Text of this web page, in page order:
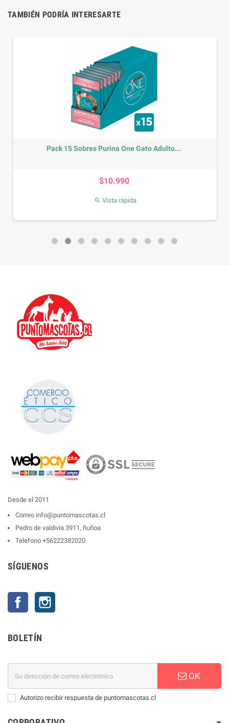
TAMBIÉN PODRÍA INTERESARTE
Pack 15 Sobres Purina One Gato Adulto...
$10.990
 Vista rápida
Desde el 2011
Correo info@puntomascotas.cl
Pedro de valdivia 3911, ñuñoa
Telefono +56222382020
SÍGUENOS
Facebook
BOLETÍN
OK
Autorizo recibir respuesta de puntomascotas.cl